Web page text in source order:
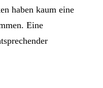
haben kaum eine
Eine